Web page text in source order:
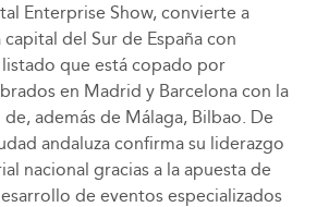
Enterprise Show, convierte a
del Sur de España con
listado que está copado por
en Madrid y Barcelona con la
además de Málaga, Bilbao. De
andaluza confirma su liderazgo
nacional gracias a la apuesta de
de eventos especializados